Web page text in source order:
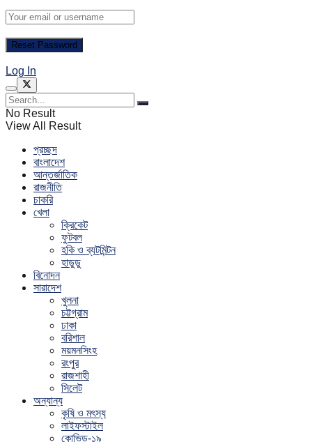
Log In
No Result
View All Result
প্রচ্ছদ
বাংলাদেশ
আন্তর্জাতিক
রাজনীতি
চাকরি
খেলা
ক্রিকেট
ফুটবল
হকি ও ব্যটমিন্টন
হাডুডু
বিনোদন
সারাদেশ
খুলনা
চট্টগ্রাম
ঢাকা
বরিশাল
ময়মনসিংহ
রংপুর
রাজশাহী
সিলেট
অন্যান্য
কৃষি ও মৎস্য
লাইফস্টাইল
কোভিড-১৯